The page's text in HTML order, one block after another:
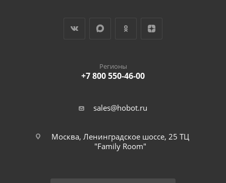
Регионы
+7 800 550-46-00
sales@hobot.ru
Москва, Ленинградское шоссе, 25 ТЦ
"Family Room"